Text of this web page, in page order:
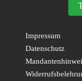
Impressum
Datenschutz